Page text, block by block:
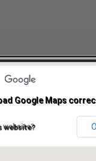
Google Maps
website?